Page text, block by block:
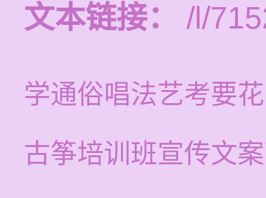
文本链接：
/l/
学通俗唱法艺考要
古筝培训班宣传文